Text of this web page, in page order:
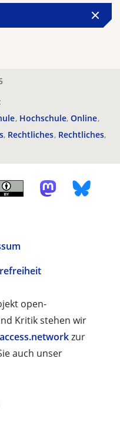
Hochschule Online
Rechtliches Rechtliches
open-
Kritik stehen wir
zur
auch unser